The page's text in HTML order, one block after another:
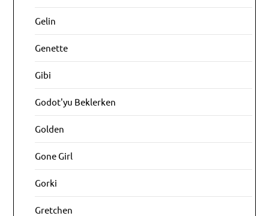
Gelin
Genette
Gibi
Godot'yu Beklerken
Golden
Gone Girl
Gorki
Gretchen